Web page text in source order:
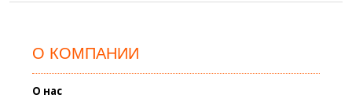
О КОМПАНИИ
О нас